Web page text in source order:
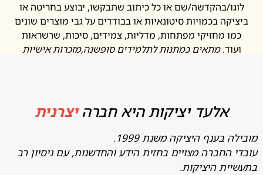
בהקדשה/שם או כל כיתוב שתבקשו, יבוצע בחריטה או
בכמויות סיטונאיות או בבודדים על גבי מוצרים שונים
מחזיקי מפתחות, מדליות, צמידים, סיכות, שרשראות
מתאים כמתנות לתלמידים סופשנה,מזכרות אישיות
אלעד יציקות היא חברה יצרנית
בענף היציקה משנת 1999.
החברה מצויים בחזית הידע והחדשנות, עם ניסיון רב
היציקות.